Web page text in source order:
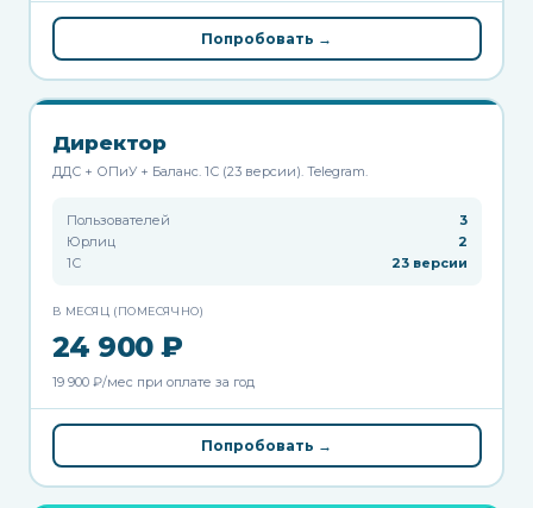
Попробовать →
Директор
ДДС + ОПиУ + Баланс. 1С (23 версии). Telegram.
Пользователей
3
Юрлиц
2
1С
23 версии
В МЕСЯЦ (ПОМЕСЯЧНО)
24 900 ₽
19 900 ₽/мес при оплате за год
Попробовать →